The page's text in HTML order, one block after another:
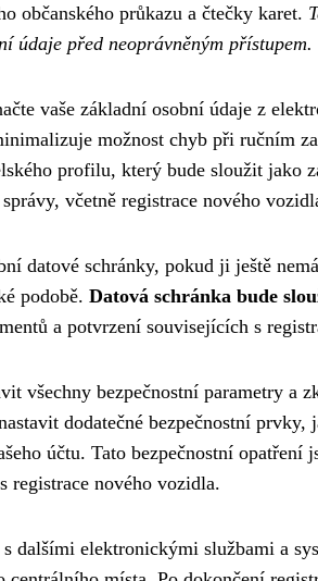
občanského průkazu a čtečky karet.
údaje před neoprávněným přístupem.
vaše základní osobní údaje z
možnost chyb při ručním
profilu, který bude sloužit jako
včetně registrace nového
datové schránky, pokud ji ještě
podobě. Datová schránka bude
a potvrzení souvisejících s
všechny bezpečnostní parametry a
dodatečné bezpečnostní prvky,
účtu. Tato bezpečnostní opatření
registrace nového vozidla.
dalšími elektronickými službami a